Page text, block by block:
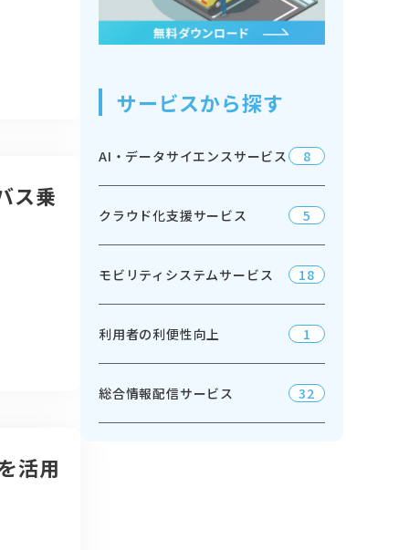
ス乗
活用
サービスから探す
AI・データサイエンスサービス 8
クラウド化支援サービス 5
モビリティシステムサービス 18
利用者の利便性向上 1
総合情報配信サービス 32